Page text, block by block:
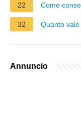
22 Come
32 Quanto
Annuncio